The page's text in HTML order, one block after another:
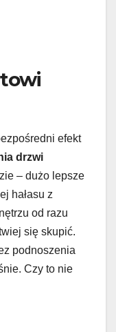
efekt
drzwi
– dużo lepsze
hałasu z
od razu
się skupić.
podnoszenia
Czy to nie